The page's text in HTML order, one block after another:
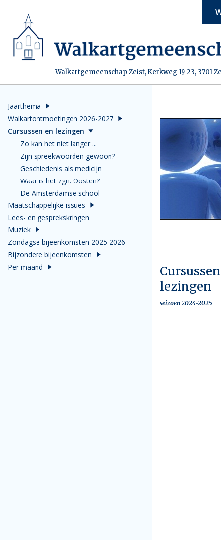
Walkartgemeenschap Zeist, Kerkweg 19-23, 3701
Jaarthema
Walkartontmoetingen 2026-2027
Cursussen en lezingen
Zo kan het niet langer ...
Zijn spreekwoorden gewoon?
Geschiedenis als medicijn
Waar is het zgn. Oosten?
De Amsterdamse school
Maatschappelijke issues
Lees- en gesprekskringen
Muziek
Zondagse bijeenkomsten 2025-2026
Bijzondere bijeenkomsten
Per maand
lezingen
seizoen 2024-2025